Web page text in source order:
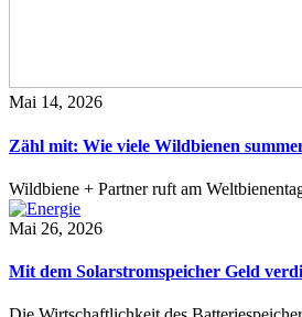
Mai 14, 2026
Zähl mit: Wie viele Wildbienen
Wildbiene + Partner ruft am
Mai 26, 2026
Mit dem Solarstromspeicher Geld